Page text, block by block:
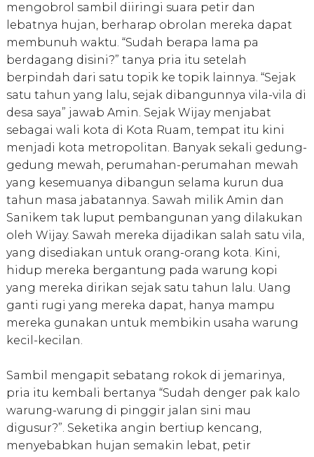
mengobrol sambil diiringi suara petir dan
lebatnya hujan, berharap obrolan mereka dapat
membunuh waktu. “Sudah berapa lama pa
berdagang disini?” tanya pria itu setelah
berpindah dari satu topik ke topik lainnya. “Sejak
satu tahun yang lalu, sejak dibangunnya vila-vila di
desa saya” jawab Amin. Sejak Wijay menjabat
sebagai wali kota di Kota Ruam, tempat itu kini
menjadi kota metropolitan. Banyak sekali gedung-
gedung mewah, perumahan-perumahan mewah
yang kesemuanya dibangun selama kurun dua
tahun masa jabatannya. Sawah milik Amin dan
Sanikem tak luput pembangunan yang dilakukan
oleh Wijay. Sawah mereka dijadikan salah satu vila,
yang disediakan untuk orang-orang kota. Kini,
hidup mereka bergantung pada warung kopi
yang mereka dirikan sejak satu tahun lalu. Uang
ganti rugi yang mereka dapat, hanya mampu
mereka gunakan untuk membikin usaha warung
kecil-kecilan.
Sambil mengapit sebatang rokok di jemarinya,
pria itu kembali bertanya “Sudah denger pak kalo
warung-warung di pinggir jalan sini mau
digusur?”. Seketika angin bertiup kencang,
menyebabkan hujan semakin lebat, petir